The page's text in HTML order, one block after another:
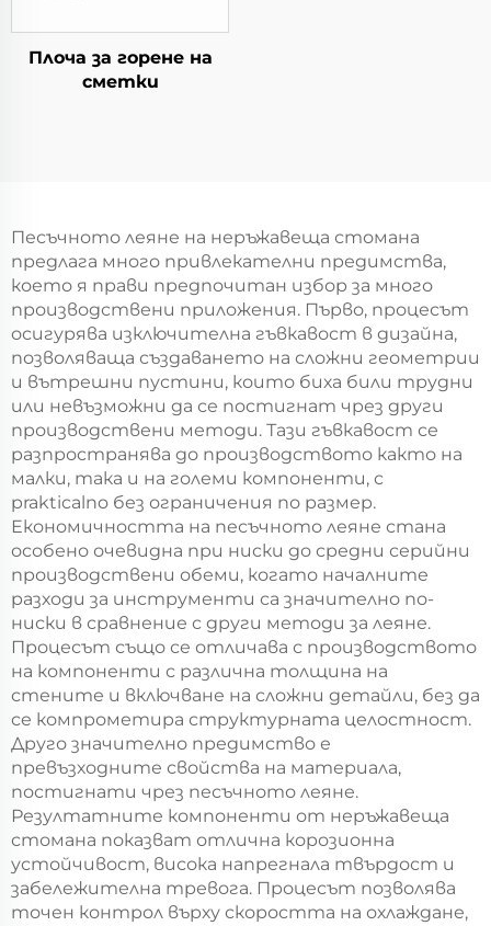
Плоча за горене на
сметки
Песъчното леяне на неръжавеща стомана
предлага много привлекателни предимства,
което я прави предпочитан избор за много
производствени приложения. Първо, процесът
осигурява изключителна гъвкавост в дизайна,
позволяваща създаването на сложни геометрии
и вътрешни пустини, които биха били трудни
или невъзможни да се постигнат чрез други
производствени методи. Тази гъвкавост се
разпространява до производството както на
малки, така и на големи компоненти, с
prakticalno без ограничения по размер.
Економичността на песъчното леяне стана
особено очевидна при ниски до средни серийни
производствени обеми, когато началните
разходи за инструменти са значително по-
ниски в сравнение с други методи за леяне.
Процесът също се отличава с производството
на компоненти с различна толщина на
стените и включване на сложни детайли, без да
се компрометира структурната целостност.
Друго значително предимство е
превъзходните свойства на материала,
постигнати чрез песъчното леяне.
Резултатните компоненти от неръжавеща
стомана показват отлична корозионна
устойчивост, висока напрегнала твърдост и
забележителна тревога. Процесът позволява
точен контрол върху скоростта на охлаждане,